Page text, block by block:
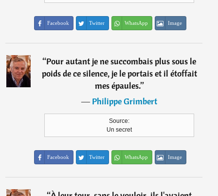
Facebook Twitter WhatsApp Image
“Pour autant je ne succombais plus sous le
poids de ce silence, je le portais et il étoffait
mes épaules.”
―Philippe Grimbert
Source:
Un secret
Facebook Twitter WhatsApp Image